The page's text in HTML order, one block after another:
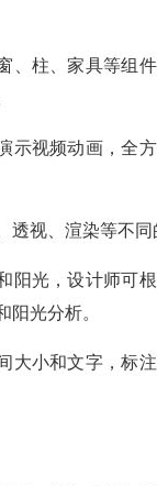
、柱、家具等组
示视频动画，全
透视、渲染等不同
阳光，设计师可
阳光分析。
大小和文字，标